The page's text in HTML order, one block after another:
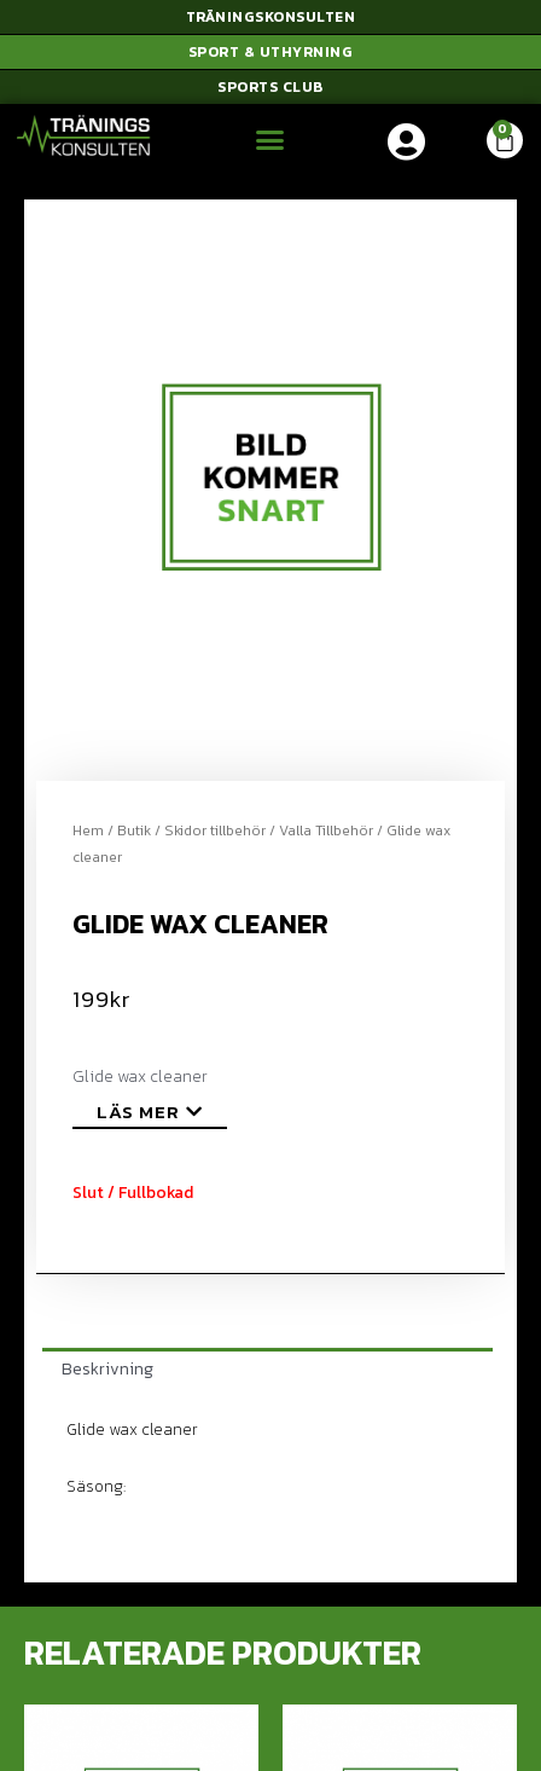
TRÄNINGSKONSULTEN
SPORT & UTHYRNING
SPORTS CLUB
Hem / Butik/ Skidor tillbehör/Valla Tillbehör/ Glide wax
cleaner
GLIDE WAX CLEANER
199kr
Glide wax cleaner
LÄS MER
Slut / Fullbokad
Beskrivning
Glide wax cleaner
Säsong:
RELATERADE PRODUKTER